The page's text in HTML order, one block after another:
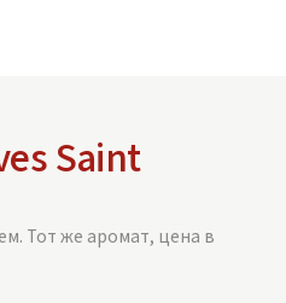
Saint
Тот же аромат, цена в